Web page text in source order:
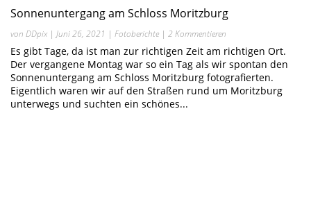
Sonnenuntergang am Schloss Moritzburg
von DDpix | Juni 26, 2021 | Fotoberichte | 2 Kommentieren
Es gibt Tage, da ist man zur richtigen Zeit am richtigen Ort.
Der vergangene Montag war so ein Tag als wir spontan den
Sonnenuntergang am Schloss Moritzburg fotografierten.
Eigentlich waren wir auf den Straßen rund um Moritzburg
unterwegs und suchten ein schönes...